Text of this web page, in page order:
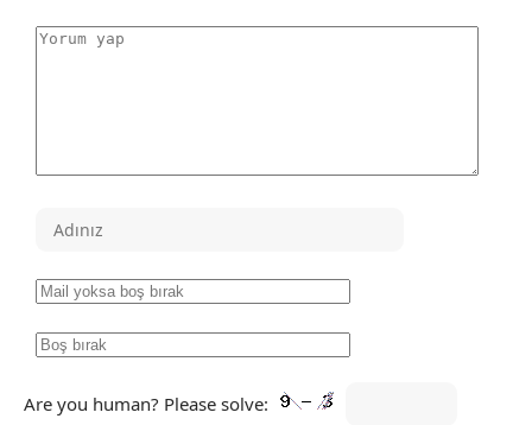
Are you human? Please solve: